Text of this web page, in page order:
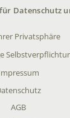
Datenschutz
Privatsphäre
AGB